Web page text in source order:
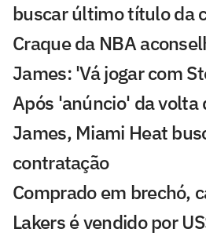
buscar último título da
Craque da NBA
James: 'Vá jogar com
Após 'anúncio' da volta
James, Miami Heat
contratação
Comprado em brechó,
Lakers é vendido por